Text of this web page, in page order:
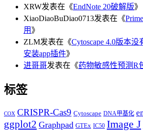
XRW发表在《EndNote 20破解版》
XiaoDiaoBuDiao0713发表在《
用 》
ZLM发表在《Cytoscape 4.0版本没
安装app插件》
进哥哥发表在《药物敏感性预测R
标签
COX CRISPR-Cas9 Cytoscape DNA甲基化
ggplot2 Graphpad GTEx IC50 Image J